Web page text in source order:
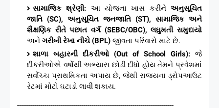
સામાજિક શ્રેણી: આ યોજના ખાસ કરીનેઅનુસૂચિત
જાતિ (SC), અનુસૂચિત જનજાતિ (ST), સામાજિક અને
શૈક્ષણિક રીતે પછાત વર્ગ (SEBC/OBC), લઘુમતી સમુદાયો
અને ગરીબી રેખા નીચે (BPL) જીવતા પરિવારો માટે છે.
શાળા બહારની દીકરીઓ (Out of School Girls): જે
દીકરીઓએ વર્ષોથી અભ્યાસ છોડી દીધો હોય તેમને પ્રવેશમાં
સર્વોચ્ચ પ્રાથમિકતા અપાય છે, જેથી રાજ્યના ડ્રોપઆઉટ
રેટમાં મોટો ઘટાડો લાવી શકાય.
--------------------------------------------------------------------------------